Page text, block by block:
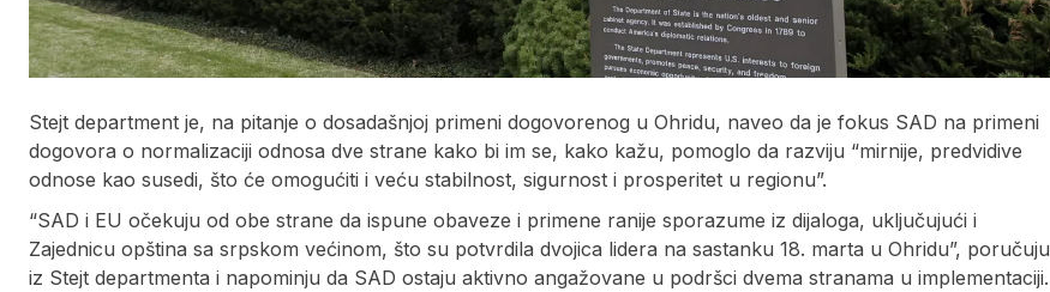
Stejt department je, na pitanje o dosadašnjoj primeni dogovorenog u Ohridu, naveo da je fokus SAD na primeni
dogovora o normalizaciji odnosa dve strane kako bi im se, kako kažu, pomoglo da razviju “mirnije, predvidive
odnose kao susedi, što će omogućiti i veću stabilnost, sigurnost i prosperitet u regionu”.
“SAD i EU očekuju od obe strane da ispune obaveze i primene ranije sporazume iz dijaloga, uključujući i
Zajednicu opština sa srpskom većinom, što su potvrdila dvojica lidera na sastanku 18. marta u Ohridu”, poručuju
iz Stejt departmenta i napominju da SAD ostaju aktivno angažovane u podršci dvema stranama u implementaciji.